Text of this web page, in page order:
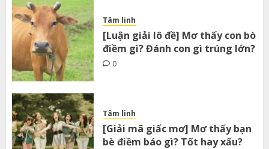
Tâm linh
[Luận giải lô đề] Mơ thấy con bò
điềm gì? Đánh con gì trúng lớn?
0
Tâm linh
[Giải mã giấc mơ] Mơ thấy bạn
bè điềm báo gì? Tốt hay xấu?